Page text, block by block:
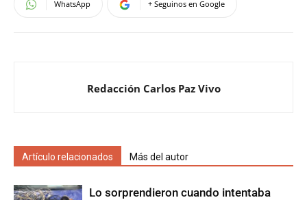
WhatsApp + Seguinos en Google
Redacción Carlos Paz Vivo
Artículo relacionados Más del autor
Lo sorprendieron cuando intentaba